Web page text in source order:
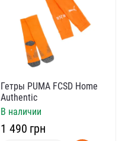
Гетры PUMA FCSD Home
Authentic
В наличии
‍1 490‍ грн